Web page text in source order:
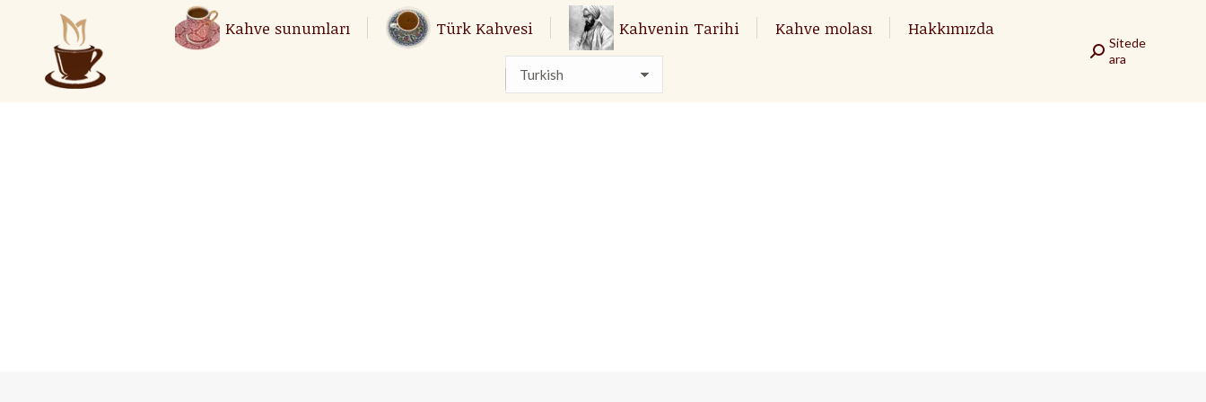
Kahve sunumları Türk Kahvesi Kahvenin Tarihi Kahve molası Hakkımızda
Search:
Sitede
ara
Kahve sunumları Türk Kahvesi Kahvenin Tarihi Kahve molası Hakkımızda
Search:
Sitede
ara